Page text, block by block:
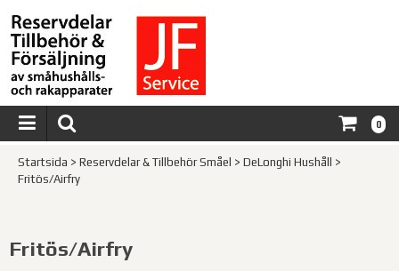
0
Startsida > Reservdelar & Tillbehör Småel > DeLonghi Hushåll
>
Fritös/Airfry
Fritös/Airfry